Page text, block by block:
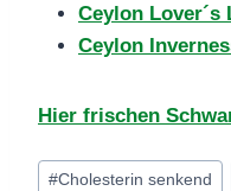
Ceylon Lover´s
Ceylon
Hier frischen
Schlagworte:
#Cholesterin senkend